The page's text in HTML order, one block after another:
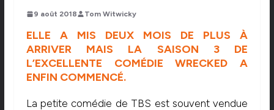
9 août 2018 Tom Witwicky
ELLE A MIS DEUX MOIS DE PLUS À
ARRIVER MAIS LA SAISON 3 DE
L’EXCELLENTE COMÉDIE WRECKED A
ENFIN COMMENCÉ.
La petite comédie de TBS est souvent vendue